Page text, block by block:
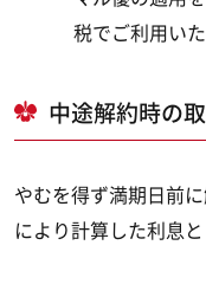
税でご利用いた
中途解約時の
やむを得ず満期日前
により計算した利息